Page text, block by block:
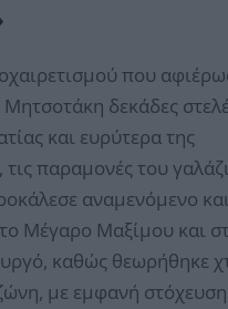
που
δεκάδες
και ευρύτερα της
τις παραμονές του
αναμενόμενο
Μέγαρο Μαξίμου και
καθώς θεωρήθηκε
με εμφανή